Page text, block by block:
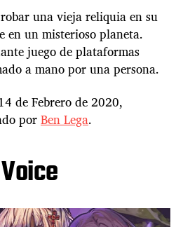
una vieja reliquia en su
un misterioso planeta.
juego de plataformas
a mano por una persona.
de Febrero de 2020,
porBen Lega.